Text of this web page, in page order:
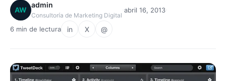
AW
admin
Consultoría de Marketing Digital
abril 16, 2013
6 min de lectura in X @